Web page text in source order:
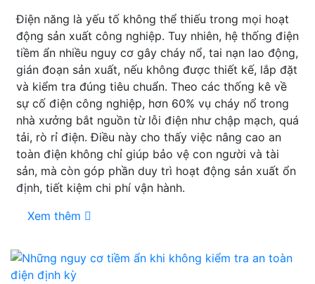
Điện năng là yếu tố không thể thiếu trong mọi hoạt
động sản xuất công nghiệp. Tuy nhiên, hệ thống điện
tiềm ẩn nhiều nguy cơ gây cháy nổ, tai nạn lao động,
gián đoạn sản xuất, nếu không được thiết kế, lắp đặt
và kiểm tra đúng tiêu chuẩn. Theo các thống kê về
sự cố điện công nghiệp, hơn 60% vụ cháy nổ trong
nhà xưởng bắt nguồn từ lỗi điện như chập mạch, quá
tải, rò rỉ điện. Điều này cho thấy việc nâng cao an
toàn điện không chỉ giúp bảo vệ con người và tài
sản, mà còn góp phần duy trì hoạt động sản xuất ổn
định, tiết kiệm chi phí vận hành.
Xem thêm